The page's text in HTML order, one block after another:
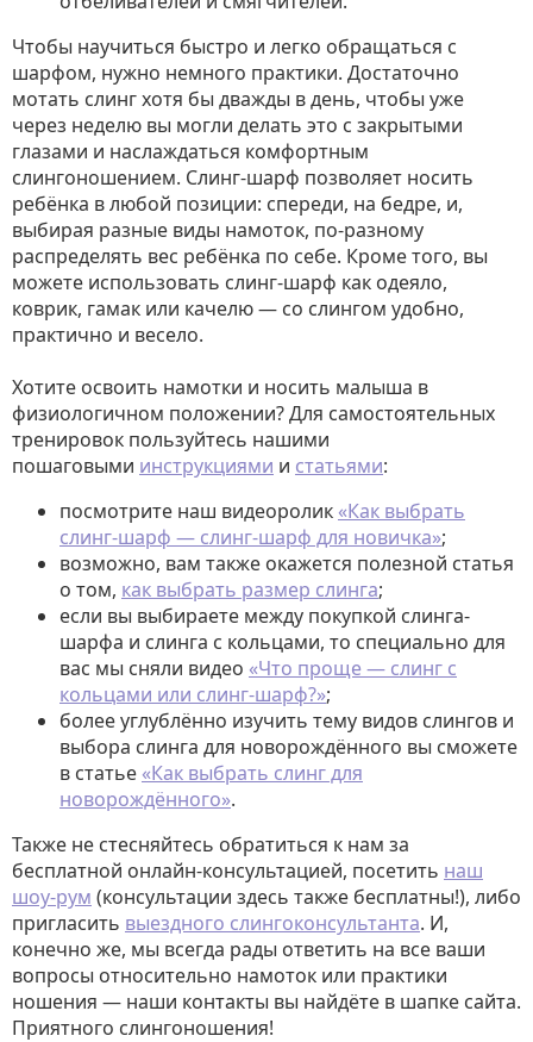
Чтобы научиться быстро и легко обращаться с
шарфом, нужно немного практики. Достаточно
мотать слинг хотя бы дважды в день, чтобы уже
через неделю вы могли делать это с закрытыми
глазами и наслаждаться комфортным
слингоношением. Слинг-шарф позволяет носить
ребёнка в любой позиции: спереди, на бедре, и,
выбирая разные виды намоток, по-разному
распределять вес ребёнка по себе. Кроме того, вы
можете использовать слинг-шарф как одеяло,
коврик, гамак или качелю — со слингом удобно,
практично и весело.
Хотите освоить намотки и носить малыша в
физиологичном положении? Для самостоятельных
тренировок пользуйтесь нашими
пошаговыми инструкциями и статьями:
посмотрите наш видеоролик «Как выбрать
слинг-шарф — слинг-шарф для новичка»;
возможно, вам также окажется полезной статья
о том, как выбрать размер слинга;
если вы выбираете между покупкой слинга-
шарфа и слинга с кольцами, то специально для
вас мы сняли видео «Что проще — слинг с
кольцами или слинг-шарф?»;
более углублённо изучить тему видов слингов и
выбора слинга для новорождённого вы сможете
в статье «Как выбрать слинг для
новорождённого».
Также не стесняйтесь обратиться к нам за
бесплатной онлайн-консультацией, посетить наш
шоу-рум (консультации здесь также бесплатны!), либо
пригласить выездного слингоконсультанта. И,
конечно же, мы всегда рады ответить на все ваши
вопросы относительно намоток или практики
ношения — наши контакты вы найдёте в шапке сайта.
Приятного слингоношения!